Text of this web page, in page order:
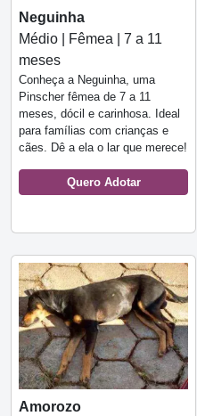
Neguinha
Médio | Fêmea | 7 a 11
meses
Conheça a Neguinha, uma
Pinscher fêmea de 7 a 11
meses, dócil e carinhosa. Ideal
para famílias com crianças e
cães. Dê a ela o lar que merece!
Quero Adotar
Amorozo